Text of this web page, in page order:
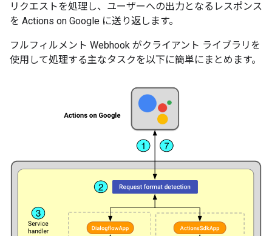
リクエストを処理し、ユーザーへの出力となるレスポンス
を Actions on Google に送り返します。
フルフィルメント Webhook がクライアント ライブラリを
使用して処理する主なタスクを以下に簡単にまとめます。